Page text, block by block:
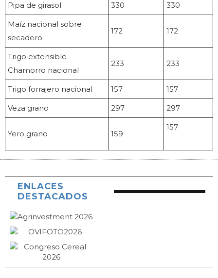
Pipa de girasol 330 330
Maíz nacional sobre
secadero
172 172
Trigo extensible
Chamorro nacional
233 233
Trigo forrajero nacional 157 157
Veza grano 297 297
Yero grano 159
157
ENLACES
DESTACADOS